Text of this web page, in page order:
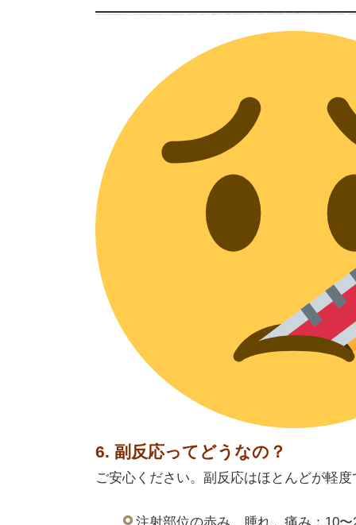
6. 副反応ってどうなの？
ご安心ください。副反応はほとんどが軽度
注射部位の赤み、腫れ、痛み：10